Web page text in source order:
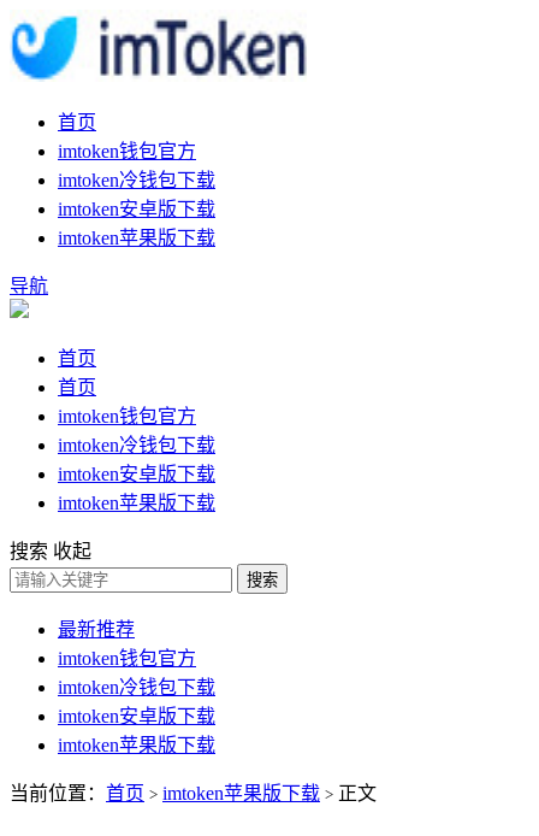
首页
imtoken钱包官方
imtoken冷钱包下载
imtoken安卓版下载
imtoken苹果版下载
导航
首页
首页
imtoken钱包官方
imtoken冷钱包下载
imtoken安卓版下载
imtoken苹果版下载
搜索 收起
搜索
最新推荐
imtoken钱包官方
imtoken冷钱包下载
imtoken安卓版下载
imtoken苹果版下载
当前位置： 首页 > imtoken苹果版下载 > 正文